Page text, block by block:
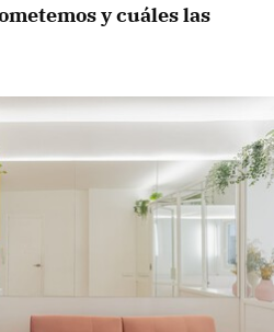
y cuáles las